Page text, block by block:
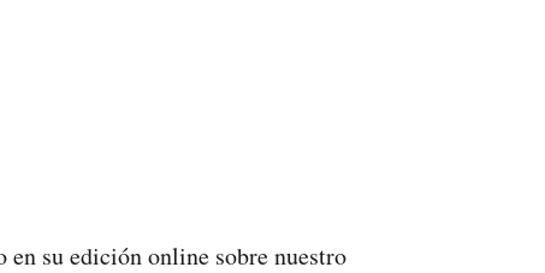
su edición online sobre nuestro